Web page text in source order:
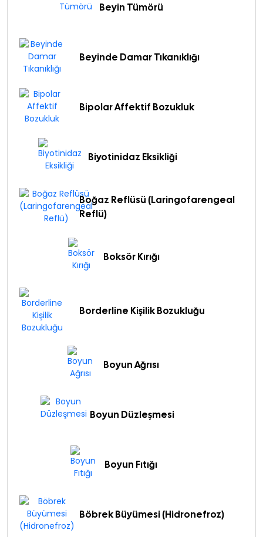
Beyin Tümörü
Beyinde Damar Tıkanıklığı
Bipolar Affektif Bozukluk
Biyotinidaz Eksikliği
Boğaz Reflüsü (Laringofarengeal
Reflü)
Boksör Kırığı
Borderline Kişilik Bozukluğu
Boyun Ağrısı
Boyun Düzleşmesi
Boyun Fıtığı
Böbrek Büyümesi (Hidronefroz)